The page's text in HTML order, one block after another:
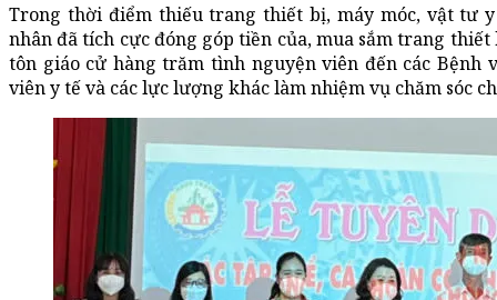
Trong thời điểm thiếu trang thiết bị, máy móc, vật tư
nhân đã tích cực đóng góp tiền của, mua sắm trang
tôn giáo cử hàng trăm tình nguyện viên đến các Bệnh
viên y tế và các lực lượng khác làm nhiệm vụ chăm sóc